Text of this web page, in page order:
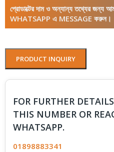
প্রোডাক্টের দাম ও অন্যান্য তথ্যের জন্য
WHATSAPP এ MESSAGE করুন।
PRODUCT INQUIRY
FOR FURTHER
THIS NUMBER OR
WHATSAPP.
01898883341